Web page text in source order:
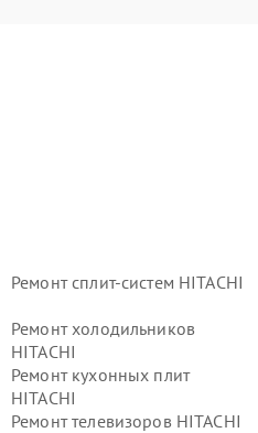
Ремонт сплит-систем HITACHI
Ремонт холодильников
HITACHI
Ремонт кухонных плит
HITACHI
Ремонт телевизоров HITACHI